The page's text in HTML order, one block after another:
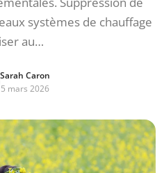
systèmes de chauffage
au…
Sarah Caron
5 mars 2026